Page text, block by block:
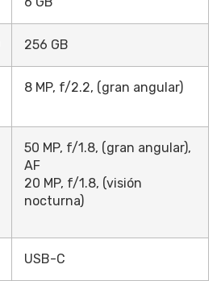
256 GB
8 MP, f/2.2, (gran angular)
50 MP, f/1.8, (gran angular),
AF
20 MP, f/1.8, (visión
nocturna)
USB-C